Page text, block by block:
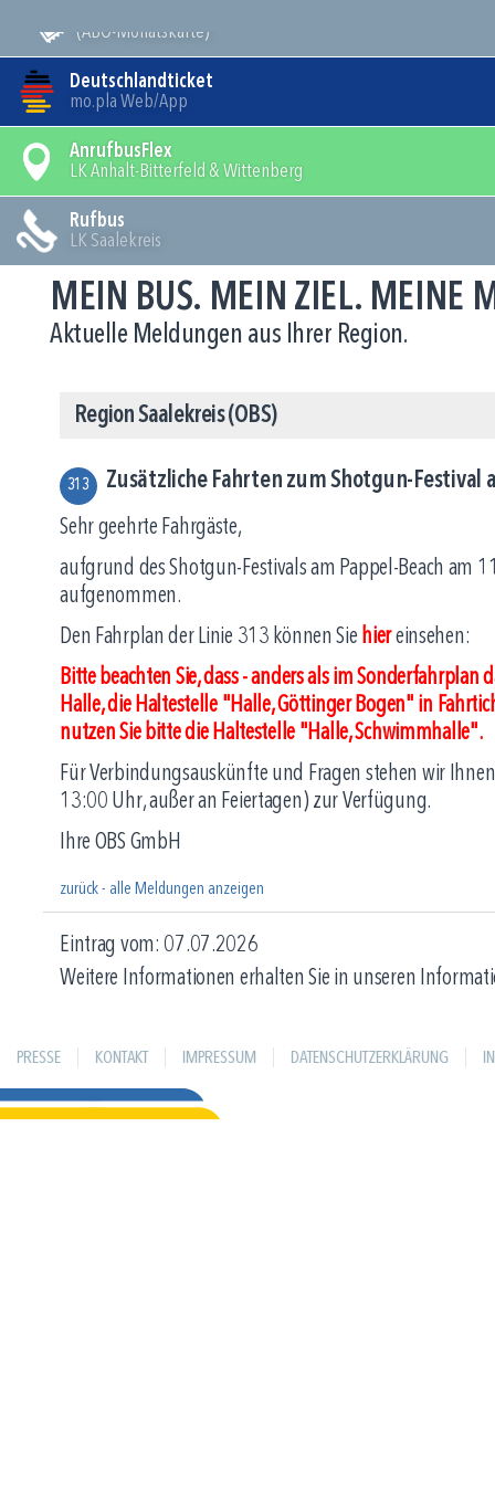
(ABO-Monatskarte)
Deutschlandticket
mo.pla Web/App
AnrufbusFlex
LK Anhalt-Bitterfeld & Wittenberg
Rufbus
LK Saalekreis
MEIN BUS. MEIN ZIEL. MEINE
Aktuelle Meldungen aus Ihrer Region.
Region Saalekreis (OBS)
313 Zusätzliche Fahrten zum Shotgun-Festival
Sehr geehrte Fahrgäste,
aufgrund des Shotgun-Festivals am Pappel-Beach am
aufgenommen.
Den Fahrplan der Linie 313 können Sie hiereinsehen:
Bitte beachten Sie, dass - anders als im
Halle, die Haltestelle "Halle, Göttinger Bogen" in
nutzen Sie bitte die Haltestelle "Halle, Schwimmhalle".
Für Verbindungsauskünfte und Fragen stehen wir
13:00 Uhr, außer an Feiertagen) zur Verfügung.
Ihre OBS GmbH
zurück - alle Meldungen anzeigen
Eintrag vom: 07.07.2026
Weitere Informationen erhalten Sie in unseren
PRESSE KONTAKT IMPRESSUM DATENSCHUTZERKLÄRUNG